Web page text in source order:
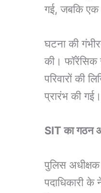
गई, जबकि एक
घटना की
की। फॉरेंसिक
परिवारों की
प्रारंभ की गई।
SIT का गठन
पुलिस
पदाधिकारी